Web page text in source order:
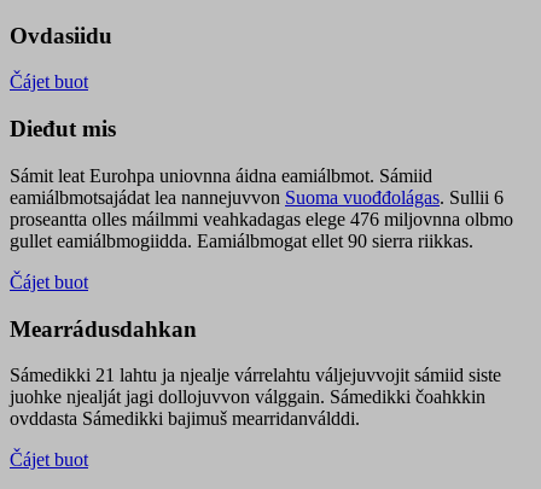
Ovdasiidu
Čájet buot
Dieđut mis
Sámit leat Eurohpa uniovnna áidna eamiálbmot. Sámiid
eamiálbmotsajádat lea nannejuvvon Suoma vuođđolágas. Sullii 6
proseantta olles máilmmi veahkadagas elege 476 miljovnna olbmo
gullet eamiálbmogiidda. Eamiálbmogat ellet 90 sierra riikkas.
Čájet buot
Mearrádusdahkan
Sámedikki 21 lahtu ja njealje várrelahtu váljejuvvojit sámiid siste
juohke njealját jagi dollojuvvon válggain. Sámedikki čoahkkin
ovddasta Sámedikki bajimuš mearridanválddi.
Čájet buot